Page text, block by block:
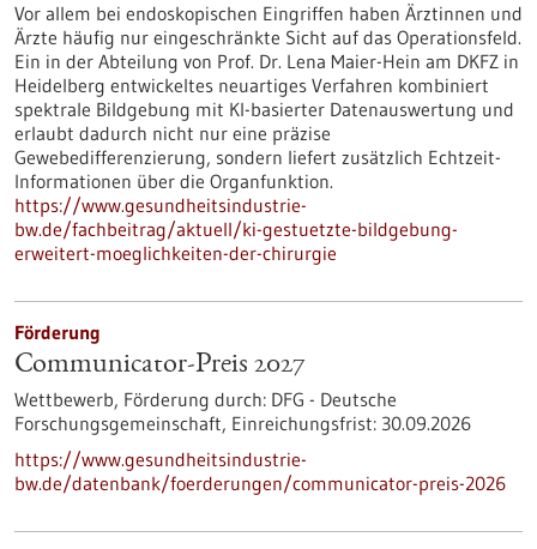
Vor allem bei endoskopischen Eingriffen haben Ärztinnen und
Ärzte häufig nur eingeschränkte Sicht auf das Operationsfeld.
Ein in der Abteilung von Prof. Dr. Lena Maier-Hein am DKFZ in
Heidelberg entwickeltes neuartiges Verfahren kombiniert
spektrale Bildgebung mit KI-basierter Datenauswertung und
erlaubt dadurch nicht nur eine präzise
Gewebedifferenzierung, sondern liefert zusätzlich Echtzeit-
Informationen über die Organfunktion.
https://www.gesundheitsindustrie-
bw.de/fachbeitrag/aktuell/ki-gestuetzte-bildgebung-
erweitert-moeglichkeiten-der-chirurgie
Förderung
Communicator-Preis 2027
Wettbewerb, Förderung durch: DFG - Deutsche
Forschungsgemeinschaft, Einreichungsfrist: 30.09.2026
https://www.gesundheitsindustrie-
bw.de/datenbank/foerderungen/communicator-preis-2026